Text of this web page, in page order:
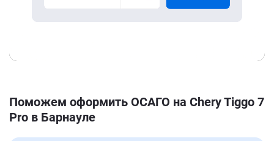
Поможем оформить ОСАГО на Chery Tiggo 7
Pro в Барнауле